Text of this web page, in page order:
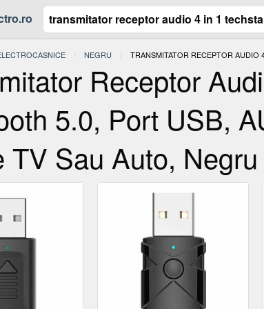
NEGRU ACTUAL:
TRANSMITATOR RECEPTOR AUDIO
Receptor
5.0, Port USB,
TV Sau Auto, Negru